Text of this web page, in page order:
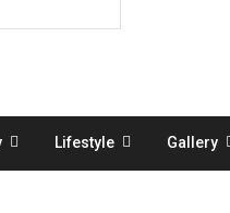
Lifestyle Gallery